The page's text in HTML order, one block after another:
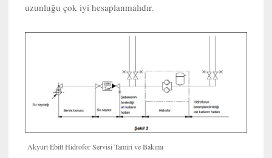
uzunluğu çok iyi hesaplanmalıdır.
Akyurt Ebitt Hidrofor Servisi Tamiri ve Bakımı